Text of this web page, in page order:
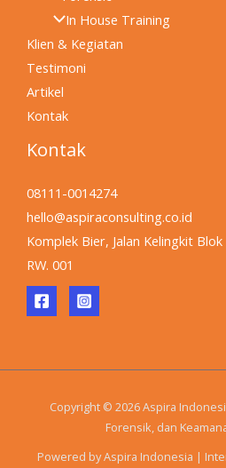
In House Training
Klien & Kegiatan
Testimoni
Artikel
Kontak
Kontak
08111-0014274
hello@aspiraconsulting.co.id
Komplek Bier, Jalan Kelingkit
RW. 001
Copyright © 2026 Aspira
Forensik, dan
Powered by Aspira Indonesia |